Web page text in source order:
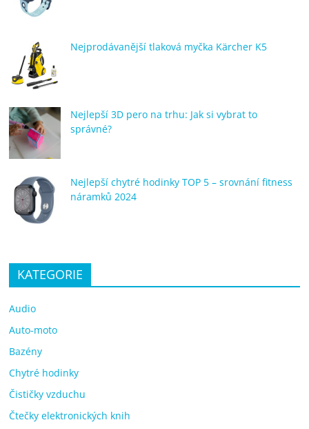
Nejprodávanější tlaková myčka Kärcher K5
Nejlepší 3D pero na trhu: Jak si vybrat to
správné?
Nejlepší chytré hodinky TOP 5 – srovnání fitness
náramků 2024
KATEGORIE
Audio
Auto-moto
Bazény
Chytré hodinky
Čističky vzduchu
Čtečky elektronických knih